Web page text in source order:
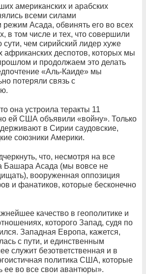
американских и арабских
всеми силами
режим Асада, обвинять его во всех
в том числе и тех, что совершили
чем сирийский лидер хуже
африканских деспотов, которых мы
и продолжаем это делать
«Аль-Каиде» мы
потеряли связь с
она устроила теракты 11
ей США объявили «войну». Только
в Сирии саудовские,
союзники Америки.
что, несмотря на все
Башара Асада (мы вовсе не
вооруженная оппозиция
и фанатиков, которые бесконечно
качество в геополитике и
которого Запад, судя по
Западная Европа, кажется,
с пути, и единственным
служит безответственная и в
политика США, которые
ее во все свои авантюры».